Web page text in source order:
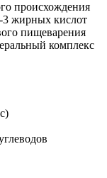
происхождения
3 жирных кислот
пищеварения
комплекс